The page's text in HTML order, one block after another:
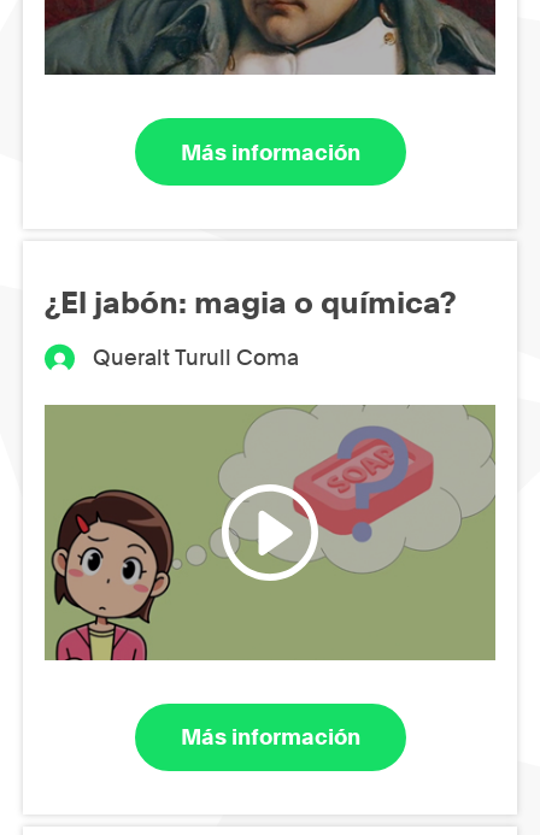
Más información
¿El jabón: magia o química?
Queralt Turull Coma
Más información